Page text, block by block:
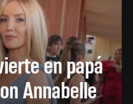
en papá
Annabelle